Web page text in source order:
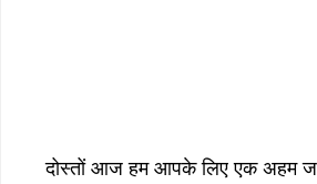
दोस्तों आज हम आपके लिए एक अहम